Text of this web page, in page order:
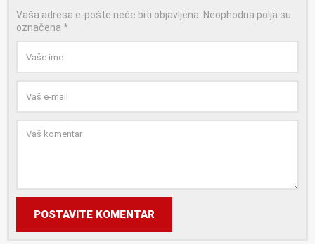
Vaša adresa e-pošte neće biti objavljena. Neophodna polja su
označena *
POSTAVITE KOMENTAR